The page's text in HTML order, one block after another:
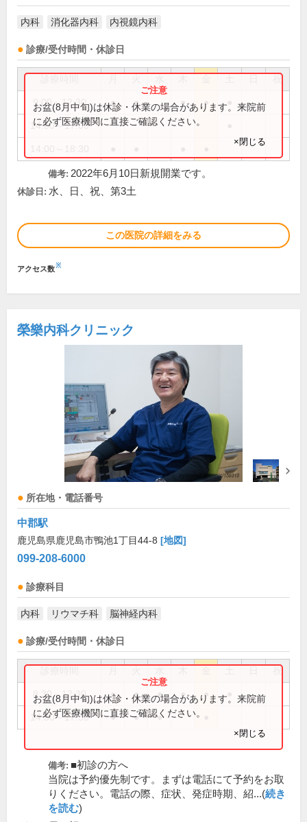
内科 消化器内科 内視鏡内科
診療/受付時間・休診日
祝
9:00～12:30 ● ● ● ●
14:00～17:00
お盆(8月中旬)は休診・休業の場合があります。来院前
に必ず医療機関に直接ご確認ください。
×閉じる
備考: 2022年6月10日新規開業です。
休診日: 水、日、祝、第3土
この医院の詳細をみる
アクセス数※
榮樂内科クリニック
所在地・電話番号
中郡駅
鹿児島県鹿児島市鴨池1丁目44-8 [地図]
099-208-6000
診療科目
内科 リウマチ科 脳神経内科
診療/受付時間・休診日
祝
8:30～12:30 ● ● ● ● ●
14:30～17:30 ● ● ●
お盆(8月中旬)は休診・休業の場合があります。来院前
に必ず医療機関に直接ご確認ください。
×閉じる
備考: ■初診の方へ
当院は予約優先制です。まずは電話にて予約をお取
りください。電話の際、症状、発症時期、紹...(続き
を読む)